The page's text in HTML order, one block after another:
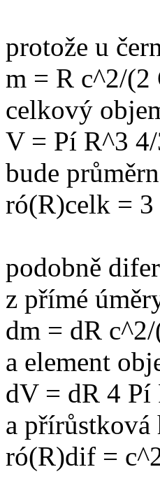
protože u
m = R c^2/(2
celkový
V = Pí R^3
bude
ró(R)celk =
podobně
z přímé
dm = dR
a element
dV = dR 4 Pí
a přírůstková
ró(R)dif =